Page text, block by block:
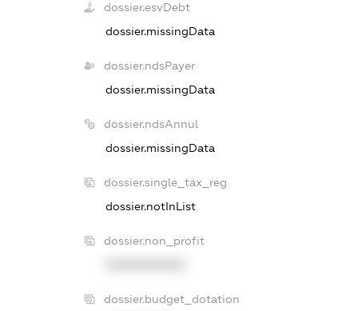
dossier.esvDebt
dossier.missingData
dossier.ndsPayer
dossier.missingData
dossier.ndsAnnul
dossier.missingData
dossier.single_tax_reg
dossier.notInList
dossier.non_profit
dossier.budget_dotation